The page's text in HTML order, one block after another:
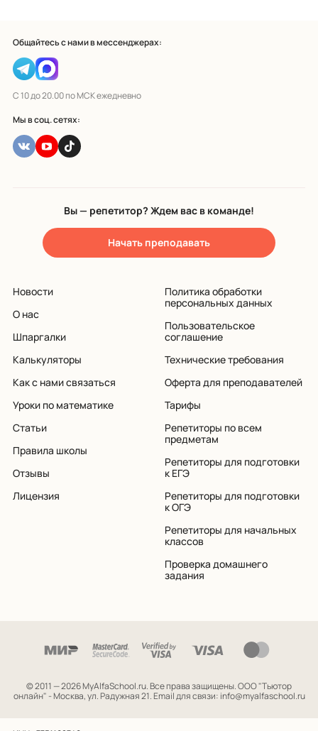
Общайтесь с нами в мессенджерах:
С 10 до 20.00 по МСК ежедневно
Мы в соц. сетях:
Вы — репетитор? Ждем вас в команде!
Начать преподавать
Новости
О нас
Шпаргалки
Калькуляторы
Как с нами связаться
Уроки по математике
Статьи
Правила школы
Отзывы
Лицензия
Политика обработки
персональных данных
Пользовательское
соглашение
Технические требования
Оферта для преподавателей
Тарифы
Репетиторы по всем
предметам
Репетиторы для подготовки
к ЕГЭ
Репетиторы для подготовки
к ОГЭ
Репетиторы для начальных
классов
Проверка домашнего
задания
© 2011 — 2026 MyAlfaSchool.ru. Все права защищены.ООО "Тьютор
онлайн" - Москва, ул. Радужная 21. Email для связи: info@myalfaschool.ru